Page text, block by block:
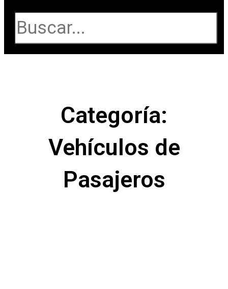
Categoría:
Vehículos de
Pasajeros